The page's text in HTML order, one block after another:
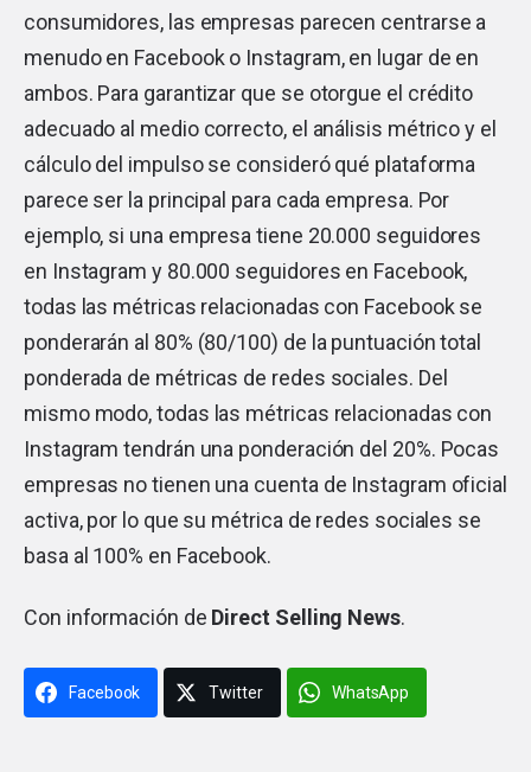
consumidores, las empresas parecen centrarse a
menudo en Facebook o Instagram, en lugar de en
ambos. Para garantizar que se otorgue el crédito
adecuado al medio correcto, el análisis métrico y el
cálculo del impulso se consideró qué plataforma
parece ser la principal para cada empresa. Por
ejemplo, si una empresa tiene 20.000 seguidores
en Instagram y 80.000 seguidores en Facebook,
todas las métricas relacionadas con Facebook se
ponderarán al 80% (80/100) de la puntuación total
ponderada de métricas de redes sociales. Del
mismo modo, todas las métricas relacionadas con
Instagram tendrán una ponderación del 20%. Pocas
empresas no tienen una cuenta de Instagram oficial
activa, por lo que su métrica de redes sociales se
basa al 100% en Facebook.
Con información de Direct Selling News.
Facebook Twitter WhatsApp